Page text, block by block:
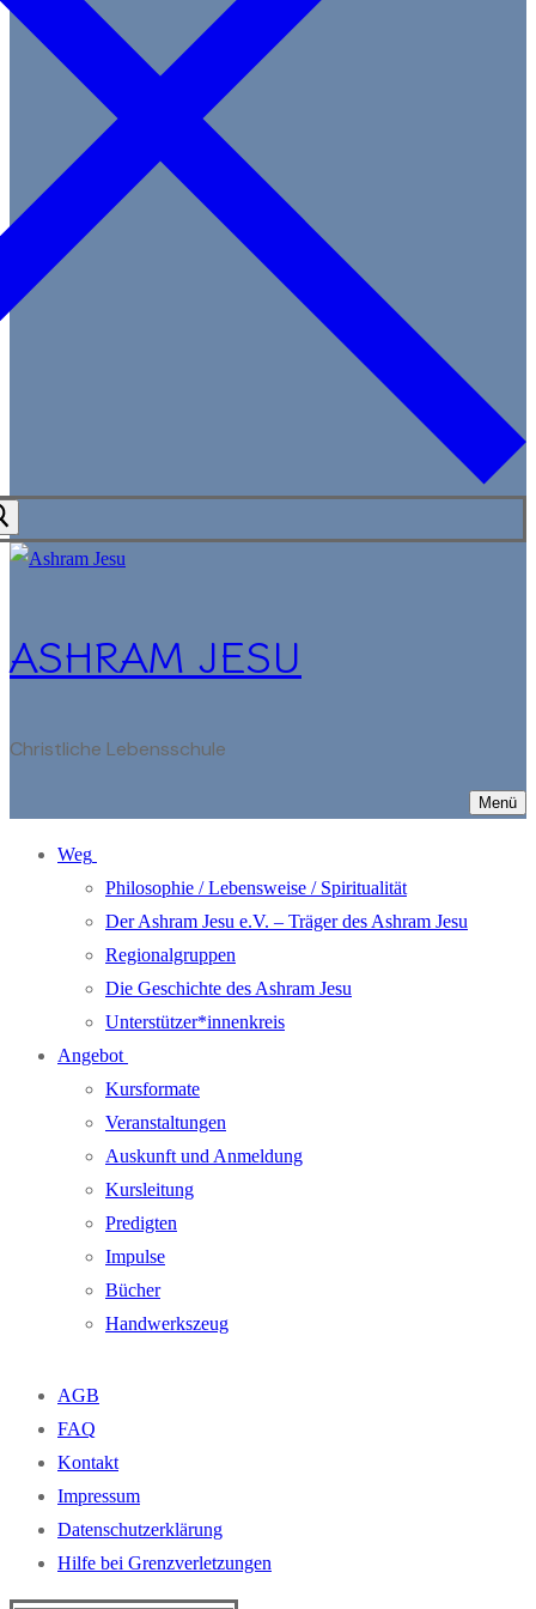
ASHRAM JESU
Christliche Lebensschule
Menü
Weg
Philosophie / Lebensweise / Spiritualität
Der Ashram Jesu e.V. – Träger des Ashram Jesu
Regionalgruppen
Die Geschichte des Ashram Jesu
Unterstützer*innenkreis
Angebot
Kursformate
Veranstaltungen
Auskunft und Anmeldung
Kursleitung
Predigten
Impulse
Bücher
Handwerkszeug
AGB
FAQ
Kontakt
Impressum
Datenschutzerklärung
Hilfe bei Grenzverletzungen